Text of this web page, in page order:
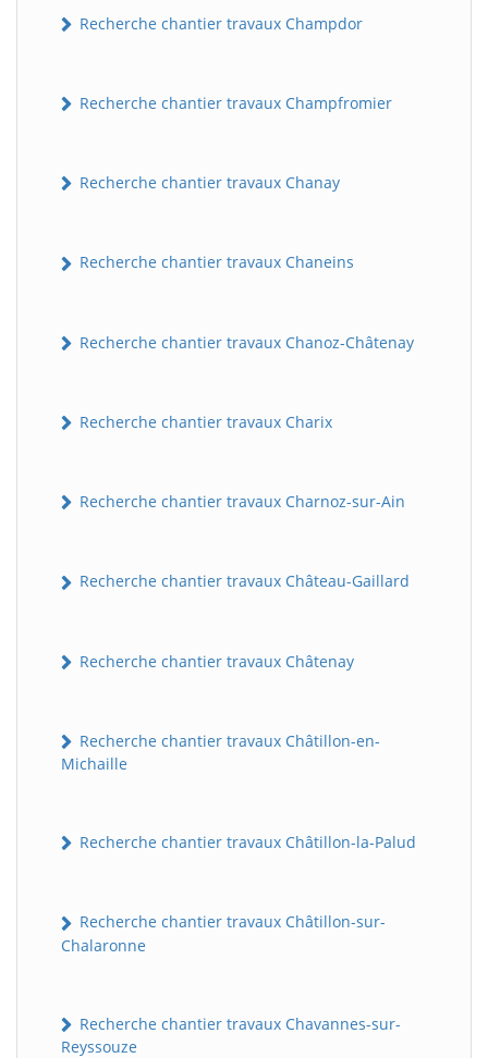
Recherche chantier travaux Champdor
Recherche chantier travaux Champfromier
Recherche chantier travaux Chanay
Recherche chantier travaux Chaneins
Recherche chantier travaux Chanoz-Châtenay
Recherche chantier travaux Charix
Recherche chantier travaux Charnoz-sur-Ain
Recherche chantier travaux Château-Gaillard
Recherche chantier travaux Châtenay
Recherche chantier travaux Châtillon-en-
Michaille
Recherche chantier travaux Châtillon-la-Palud
Recherche chantier travaux Châtillon-sur-
Chalaronne
Recherche chantier travaux Chavannes-sur-
Reyssouze